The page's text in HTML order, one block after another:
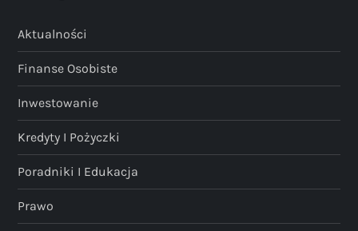
Aktualności
Finanse Osobiste
Inwestowanie
Kredyty I Pożyczki
Poradniki I Edukacja
Prawo